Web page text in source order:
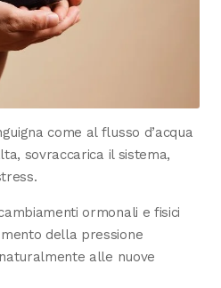
come al flusso d’acqua
sovraccarica il sistema,
ormonali e fisici
della pressione
alle nuove